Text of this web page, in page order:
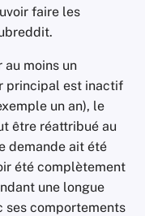
faire les
moins un
principal est inactif
un an), le
être réattribué au
demande ait été
été complètement
une longue
ses comportements